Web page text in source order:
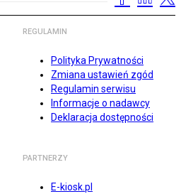
REGULAMIN
Polityka Prywatności
Zmiana ustawień zgód
Regulamin serwisu
Informacje o nadawcy
Deklaracja dostępności
PARTNERZY
E-kiosk.pl